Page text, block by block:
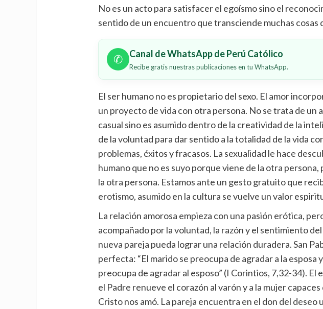
No es un acto para satisfacer el egoísmo sino el
sentido de un encuentro que transciende muchas cosas
✆ Canal de WhatsApp de Perú Católico
Recibe gratis nuestras publicaciones en tu WhatsApp.
El ser humano no es propietario del sexo. El amor
un proyecto de vida con otra persona. No se trata de un
casual sino es asumido dentro de la creatividad de la
de la voluntad para dar sentido a la totalidad de la vida
problemas, éxitos y fracasos. La sexualidad le hace
humano que no es suyo porque viene de la otra persona,
la otra persona. Estamos ante un gesto gratuito que
erotismo, asumido en la cultura se vuelve un valor
La relación amorosa empieza con una pasión erótica,
acompañado por la voluntad, la razón y el sentimiento
nueva pareja pueda lograr una relación duradera. San
perfecta: “El marido se preocupa de agradar a la esposa
preocupa de agradar al esposo” (I Corintios, 7,32-34). El
el Padre renueve el corazón al varón y a la mujer
Cristo nos amó. La pareja encuentra en el don del deseo